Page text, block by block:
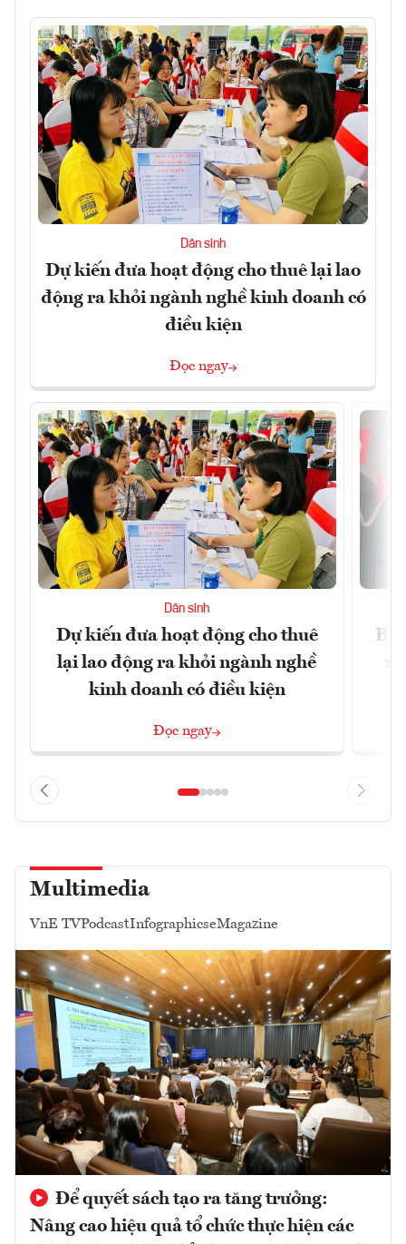
Dân sinh
Dự kiến đưa hoạt động cho thuê lại lao
động ra khỏi ngành nghề kinh doanh có
điều kiện
Đọc ngay
Dân sinh
Dự kiến đưa hoạt động cho thuê
lại lao động ra khỏi ngành nghề
kinh doanh có điều kiện
Đọc ngay
Bộ
Multimedia
VnE TVPodcastInfographicseMagazine
Để quyết sách tạo ra tăng trưởng:
Nâng cao hiệu quả tổ chức thực hiện các